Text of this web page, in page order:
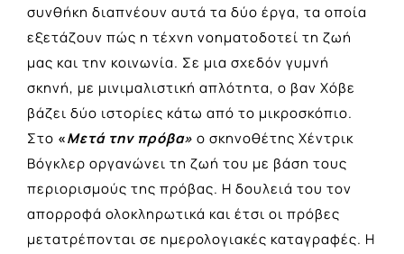
συνθήκη διαπνέουν αυτά τα δύο έργα, τα οποία
εξετάζουν πώς η τέχνη νοηματοδοτεί τη ζωή
μας και την κοινωνία. Σε μια σχεδόν γυμνή
σκηνή, με μινιμαλιστική απλότητα, ο βαν Χόβε
βάζει δύο ιστορίες κάτω από το μικροσκόπιο.
Στο «Μετά την πρόβα» ο σκηνοθέτης Χέντρικ
Βόγκλερ οργανώνει τη ζωή του με βάση τους
περιορισμούς της πρόβας. Η δουλειά του τον
απορροφά ολοκληρωτικά και έτσι οι πρόβες
μετατρέπονται σε ημερολογιακές καταγραφές. Η